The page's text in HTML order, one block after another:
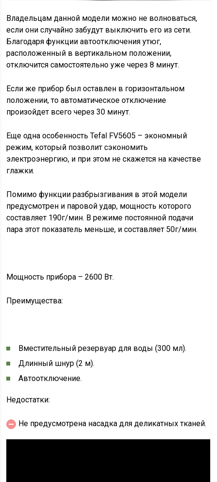
Владельцам данной модели можно не волноваться,
если они случайно забудут выключить его из сети.
Благодаря функции автоотключения утюг,
расположенный в вертикальном положении,
отключится самостоятельно уже через 8 минут.
Если же прибор был оставлен в горизонтальном
положении, то автоматическое отключение
произойдет всего через 30 минут.
Еще одна особенность Tefal FV5605 – экономный
режим, который позволит сэкономить
электроэнергию, и при этом не скажется на качестве
глажки.
Помимо функции разбрызгивания в этой модели
предусмотрен и паровой удар, мощность которого
составляет 190г/мин. В режиме постоянной подачи
пара этот показатель меньше, и составляет 50г/мин.
Мощность прибора – 2600 Вт.
Преимущества:
Вместительный резервуар для воды (300 мл).
Длинный шнур (2 м).
Автоотключение.
Недостатки:
Не предусмотрена насадка для деликатных тканей.